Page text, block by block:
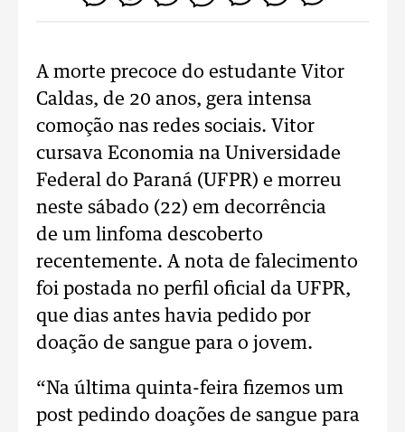
A morte precoce do estudante Vitor
Caldas, de 20 anos, gera intensa
comoção nas redes sociais. Vitor
cursava Economia na Universidade
Federal do Paraná (UFPR) e morreu
neste sábado (22) em decorrência
de um linfoma descoberto
recentemente. A nota de falecimento
foi postada no perfil oficial da UFPR,
que dias antes havia pedido por
doação de sangue para o jovem.
“Na última quinta-feira fizemos um
post pedindo doações de sangue para